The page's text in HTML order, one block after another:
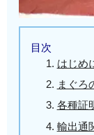
目次
はじめ
まぐろ
各種証
✍証明
輸出通